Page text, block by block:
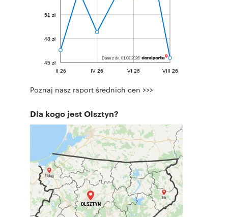
Poznaj nasz raport średnich cen >>>
Dla kogo jest Olsztyn?